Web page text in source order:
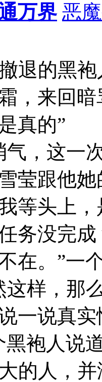
万界 恶
退的黑袍
，来回
真的”
，这一
莹跟他
等头上
务没完
在。”一
样，那
一说真
黑袍人说
的人，并